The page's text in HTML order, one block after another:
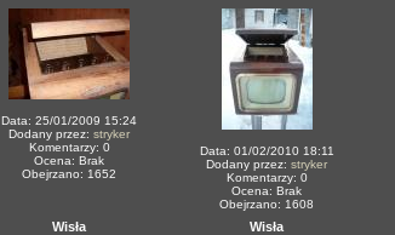
Data: 25/01/2009 15:24
Dodany przez: stryker
Komentarzy: 0
Ocena: Brak
Obejrzano: 1652
Data: 01/02/2010 18:11
Dodany przez: stryker
Komentarzy: 0
Ocena: Brak
Obejrzano: 1608
Wisła Wisła